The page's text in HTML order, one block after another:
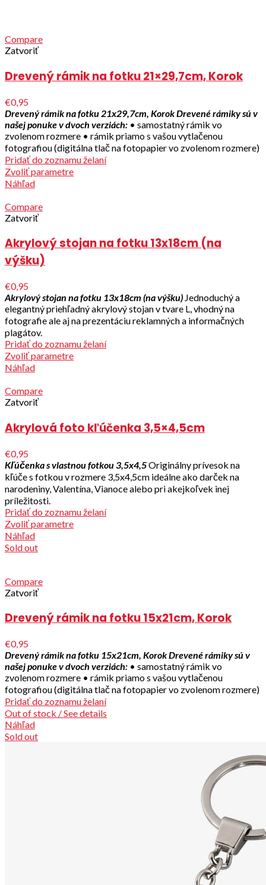
Compare
Zatvoriť
Drevený rámik na fotku 21×29,7cm, Korok
€0,95
Drevený rámik na fotku 21x29,7cm, KorokDrevené rámiky sú v
našej ponuke v dvoch verziách: • samostatný rámik vo
zvolenom rozmere • rámik priamo s vašou vytlačenou
fotografiou (digitálna tlač na fotopapier vo zvolenom rozmere)
Pridať do zoznamu želaní
Zvoliť parametre
Náhľad
Compare
Zatvoriť
Akrylový stojan na fotku 13x18cm (na
výšku)
€0,95
Akrylový stojan na fotku 13x18cm (na výšku) Jednoduchý a
elegantný priehľadný akrylový stojan v tvare L, vhodný na
fotografie ale aj na prezentáciu reklamných a informačných
plagátov.
Pridať do zoznamu želaní
Zvoliť parametre
Náhľad
Compare
Zatvoriť
Akrylová foto kľúčenka 3,5×4,5cm
€0,95
Kľúčenka s vlastnou fotkou 3,5x4,5Originálny prívesok na
kľúče s fotkou v rozmere 3,5x4,5cm ideálne ako darček na
narodeniny, Valentína, Vianoce alebo pri akejkoľvek inej
príležitosti.
Pridať do zoznamu želaní
Zvoliť parametre
Náhľad
Sold out
Compare
Zatvoriť
Drevený rámik na fotku 15x21cm, Korok
€0,95
Drevený rámik na fotku 15x21cm, KorokDrevené rámiky sú v
našej ponuke v dvoch verziách: • samostatný rámik vo
zvolenom rozmere • rámik priamo s vašou vytlačenou
fotografiou (digitálna tlač na fotopapier vo zvolenom rozmere)
Pridať do zoznamu želaní
Out of stock / See details
Náhľad
Sold out